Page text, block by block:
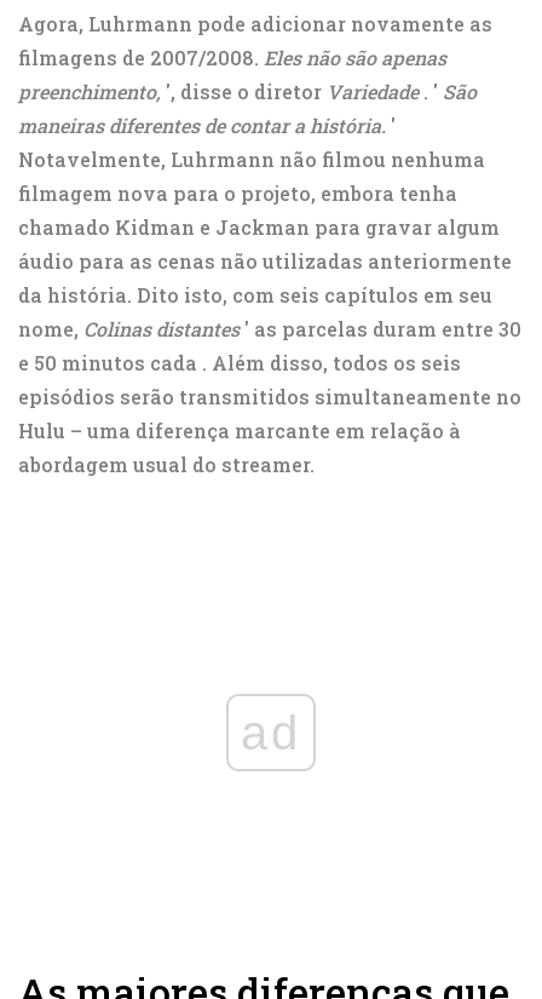
Agora, Luhrmann pode adicionar novamente as
filmagens de 2007/2008. Eles não são apenas
preenchimento, ', disse o diretor Variedade. ' São
maneiras diferentes de contar a história. '
Notavelmente, Luhrmann não filmou nenhuma
filmagem nova para o projeto, embora tenha
chamado Kidman e Jackman para gravar algum
áudio para as cenas não utilizadas anteriormente
da história. Dito isto, com seis capítulos em seu
nome, Colinas distantes' as parcelas duram entre 30
e 50 minutos cada . Além disso, todos os seis
episódios serão transmitidos simultaneamente no
Hulu – uma diferença marcante em relação à
abordagem usual do streamer.
ad